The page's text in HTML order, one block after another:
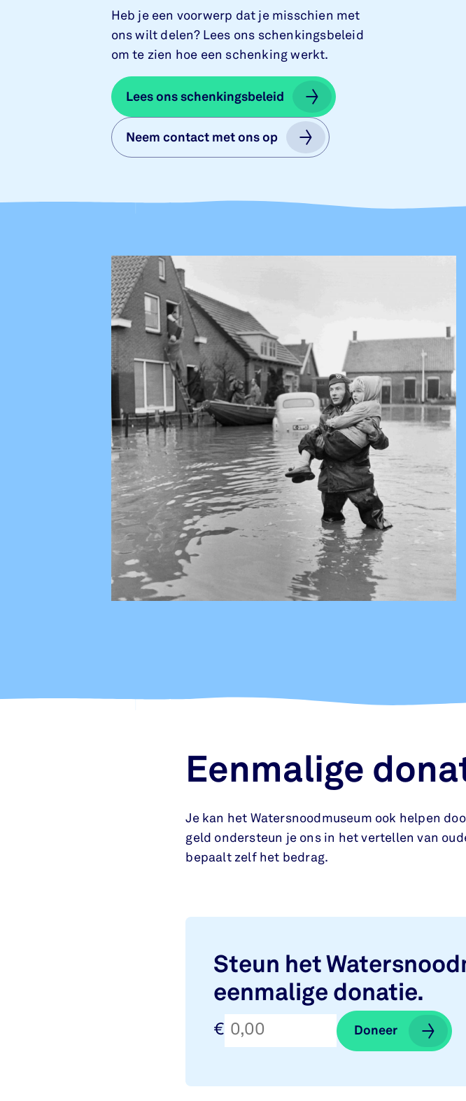
Heb je een voorwerp dat je misschien met
ons wilt delen? Lees ons schenkingsbeleid
om te zien hoe een schenking werkt.
Lees ons schenkingsbeleid
Lees ons schenkingsbeleid
Neem contact met ons op
Neem contact met ons op
Eenmalige
Je kan het Watersnoodmuseum ook helpen
geld ondersteun je ons in het vertellen van
bepaalt zelf het bedrag.
Steun het
eenmalige donatie.
€ Doneer